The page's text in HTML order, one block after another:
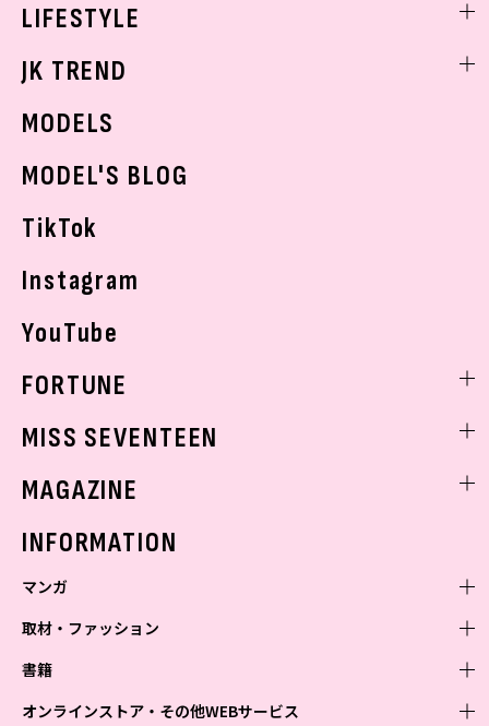
ボディケア
学校ヘアメイク
K-POP
LIFESTYLE
モデルの購入品
JK TREND
MODELS
MODEL'S BLOG
TikTok
Instagram
YouTube
FORTUNE
MISS SEVENTEEN
MAGAZINE
INFORMATION
マンガ
少年マンガ
青年マンガ
少女マンガ
取材・ファッション
ファッション・美容
芸能・情報・スポーツ
書籍
文芸・文庫・総合
オンラインストア・その他WEBサービス